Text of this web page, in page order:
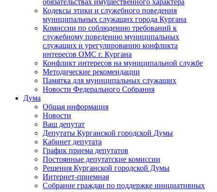
обязательствах имущественного характера
Кодексы этики и служебного поведения
муниципальных служащих города Кургана
Комиссии по соблюдению требований к
служебному поведению муниципальных
служащих и урегулированию конфликта
интересов ОМС г. Кургана
Конфликт интересов на муниципальной службе
Методические рекомендации
Памятка для муниципальных служащих
Новости Федерального Cобрания
Дума
Общая информация
Новости
Ваш депутат
Депутаты Курганской городской Думы
Кабинет депутата
График приема депутатов
Постоянные депутатские комиссии
Решения Курганской городской Думы
Интернет-приемная
Собрание граждан по поддержке инициативных